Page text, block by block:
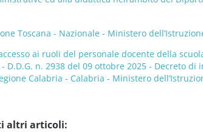
Toscana - Nazionale - Ministero
ai ruoli del personale docente della
D.D.G. n. 2938 del 09 ottobre 2025 - Decreto
Calabria - Calabria - Ministero
altri articoli: